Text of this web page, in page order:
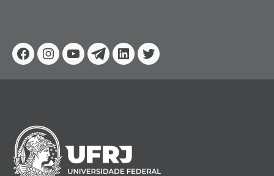
Facebook
Instagram
YoutubeTelegram
Linkedin
Twitter